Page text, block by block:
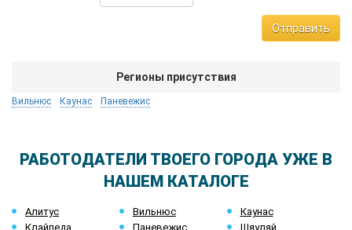
Отправить
Регионы присутствия
Вильнюс Каунас Паневежис
РАБОТОДАТЕЛИ ТВОЕГО ГОРОДА УЖЕ В
НАШЕМ КАТАЛОГЕ
Алитус Вильнюс
Каунас
Клайпеда
Паневежис Шяуляй